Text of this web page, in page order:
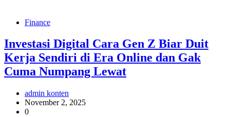
Finance
Investasi Digital Cara Gen Z Biar Duit
Kerja Sendiri di Era Online dan Gak
Cuma Numpang Lewat
admin konten
November 2, 2025
0